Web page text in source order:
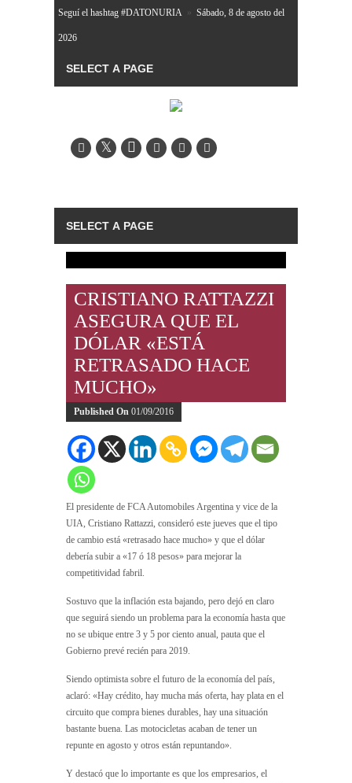
Seguí el hashtag #DATONURIA » Sábado, 8 de agosto del
2026
CRISTIANO RATTAZZI
ASEGURA QUE EL
DÓLAR «ESTÁ
RETRASADO HACE
MUCHO»
Published On 01/09/2016
El presidente de FCA Automobiles Argentina y vice de la
UIA, Cristiano Rattazzi, consideró este jueves que el tipo
de cambio está «retrasado hace mucho» y que el dólar
debería subir a «17 ó 18 pesos» para mejorar la
competitividad fabril.
Sostuvo que la inflación esta bajando, pero dejó en claro
que seguirá siendo un problema para la economía hasta que
no se ubique entre 3 y 5 por ciento anual, pauta que el
Gobierno prevé recién para 2019.
Siendo optimista sobre el futuro de la economía del país,
aclaró: «Hay crédito, hay mucha más oferta, hay plata en el
circuito que compra bienes durables, hay una situación
bastante buena. Las motocicletas acaban de tener un
repunte en agosto y otros están repuntando».
Y destacó que lo importante es que los empresarios, el